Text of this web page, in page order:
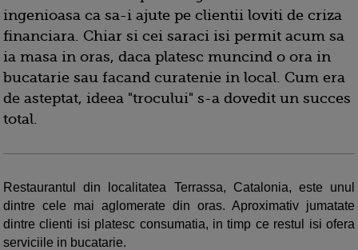
ingenioasa ca sa-i ajute pe clientii loviti de criza
financiara. Chiar si cei saraci isi permit acum sa
ia masa in oras, daca platesc muncind o ora in
bucatarie sau facand curatenie in local. Cum era
de asteptat, ideea "trocului" s-a dovedit un succes
total.
Restaurantul din localitatea Terrassa, Catalonia, este unul
dintre cele mai aglomerate din oras. Aproximativ jumatate
dintre clienti isi platesc consumatia, in timp ce restul isi ofera
serviciile in bucatarie.